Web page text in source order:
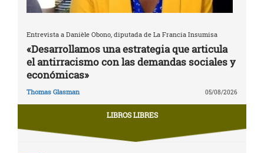
Entrevista a Danièle Obono, diputada de La Francia Insumisa
«Desarrollamos una estrategia que articula
el antirracismo con las demandas sociales y
económicas»
Thomas Glasman 05/08/2026
LIBROS LIBRES